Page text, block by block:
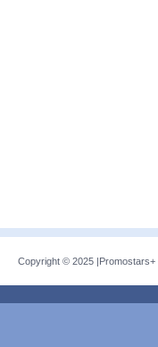
Copyright © 2025 |Promostars+